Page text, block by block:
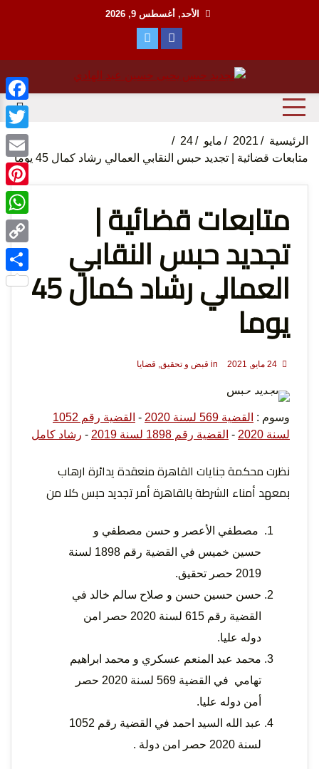
الأحد, أغسطس 9, 2026
الحق
لحرية
الرأي
التعبير
منظمة حقوقية مصرية تدافع عن حقوق الانسان
الرئيسية 2021 مايو
24
متابعات قضائية | تجديد حبس النقابي العمالي رشاد كمال 45 يوما
متابعات قضائية |
تجديد حبس النقابي
العمالي رشاد كمال 45
يوما
in قبض و تحقيق, قضايا
وسوم : القضية 569 لسنة 2020 -
القضية رقم 1052
لسنة 2020
- القضية رقم 1898 لسنة 2019 - رشاد كامل
نظرت محكمة جنايات القاهرة منعقدة يدائرة ارهاب
بمعهد أمناء الشرطة بالقاهرة أمر تجديد حبس كلا من
مصطفي اﻷعصر و حسن مصطفي و
حسين خميس في القضية رقم 1898 لسنة
2019 حصر تحقيق.
حسن حسين حسن و صلاح سالم خالد في
القضية رقم 615 لسنة 2020 حصر امن
دوله عليا.
محمد عبد المنعم عسكري و محمد ابراهيم
تهامي في القضية 569 لسنة 2020 حصر
أمن دوله عليا.
عبد الله السيد احمد في القضية رقم 1052
لسنة 2020 حصر امن دولة .
Email
Copy
Link